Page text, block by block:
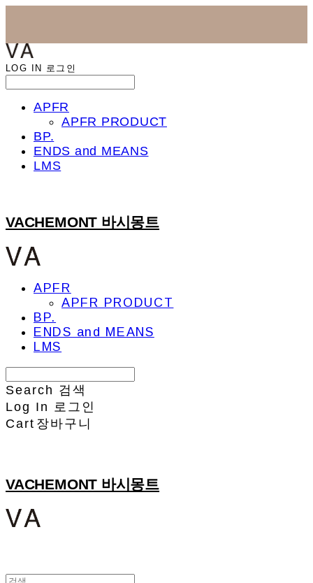
LOG IN 로그인
APFR
APFR PRODUCT
BP.
ENDS and MEANS
LMS
VACHEMONT 바시몽트
APFR
APFR PRODUCT
BP.
ENDS and MEANS
LMS
Search 검색
Log In
로그인
Cart 장바구니
VACHEMONT 바시몽트